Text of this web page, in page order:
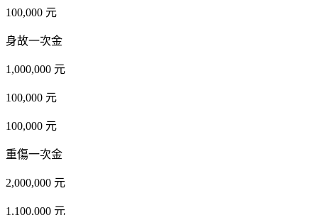
100,000 元
身故一次金
1,000,000 元
100,000 元
100,000 元
重傷一次金
2,000,000 元
1,100,000 元